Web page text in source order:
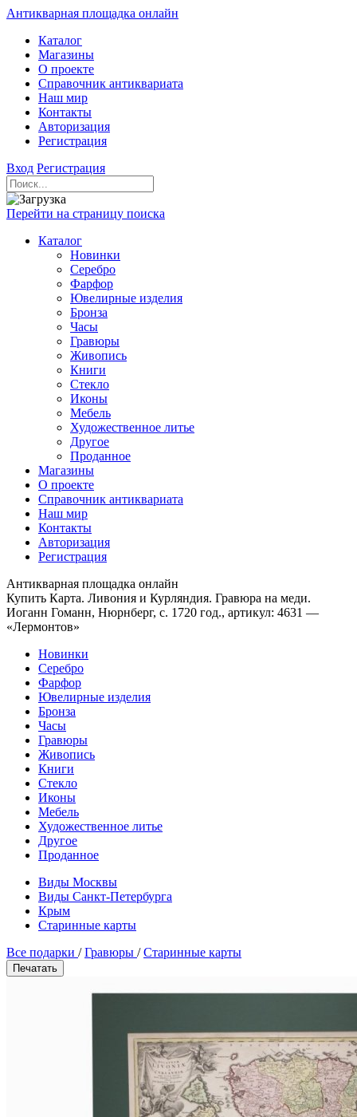
Антикварная площадка онлайн
Каталог
Магазины
О проекте
Справочник антиквариата
Наш мир
Контакты
Авторизация
Регистрация
Вход Регистрация
Перейти на страницу поиска
Каталог
Новинки
Серебро
Фарфор
Ювелирные изделия
Бронза
Часы
Гравюры
Живопись
Книги
Стекло
Иконы
Мебель
Художественное литье
Другое
Проданное
Магазины
О проекте
Справочник антиквариата
Наш мир
Контакты
Авторизация
Регистрация
Антикварная площадка онлайн
Купить Карта. Ливония и Курляндия. Гравюра на меди.
Иоганн Гоманн, Нюрнберг, c. 1720 год., артикул: 4631 —
«Лермонтов»
Новинки
Серебро
Фарфор
Ювелирные изделия
Бронза
Часы
Гравюры
Живопись
Книги
Стекло
Иконы
Мебель
Художественное литье
Другое
Проданное
Виды Москвы
Виды Санкт-Петербурга
Крым
Старинные карты
Все подарки /Гравюры /Старинные карты